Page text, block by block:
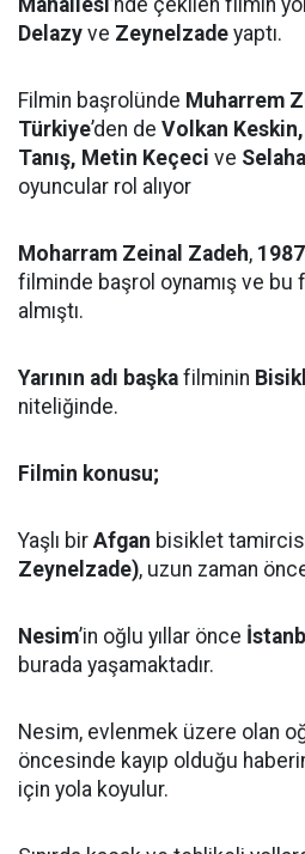
Mahallesi ’nde çekilen filmin
Delazy ve Zeynelzade yaptı.
Filmin başrolünde Muharrem
Türkiye’den de Volkan
Tanış, Metin Keçeci ve
oyuncular rol alıyor
Moharram Zeinal Zadeh, 1987
filminde başrol oynamış ve bu
almıştı.
Yarının adı başka filminin
niteliğinde.
Filmin konusu;
Yaşlı bir Afgan bisiklet
Zeynelzade), uzun zaman
Nesim’in oğlu yıllar önce
burada yaşamaktadır.
Nesim, evlenmek üzere olan
öncesinde kayıp olduğu
için yola koyulur.